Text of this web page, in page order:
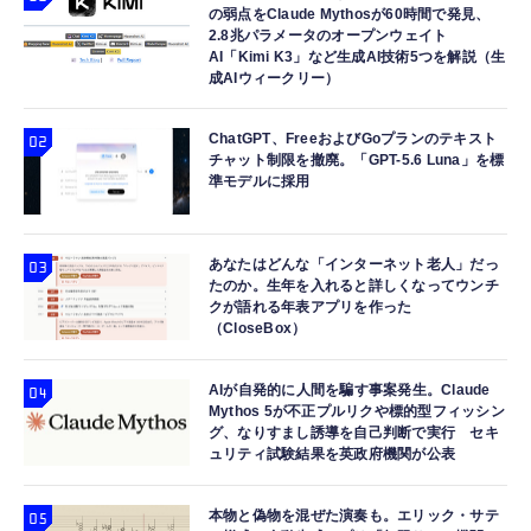
￥9,980
Amazon Echo Dot (エコードット) 第5世代 -
￥7,480
Switch コントローラー ワイヤレス ホール効
果スティック RGBライト 背面ボタン付き ス
イッチ コントローラー TURBO連射 4段階振
リー Switch/Switch2/PC/Android/IOSに対応
プロコン
￥2,399
￥6,891
HiPlay 無限新星 IN ERA+ 青鳶 アズール・フ
￥12,400
の弱点をClaude Mythosが60時間で発見、
2.8兆パラメータのオープンウェイト
AI「Kimi K3」など生成AI技術5つを解説（生
成AIウィークリー）
ChatGPT、FreeおよびGoプランのテキスト
チャット制限を撤廃。「GPT-5.6 Luna」を標
準モデルに採用
あなたはどんな「インターネット老人」だっ
たのか。生年を入れると詳しくなってウンチ
クが語れる年表アプリを作った
（CloseBox）
AIが自発的に人間を騙す事案発生。Claude
Mythos 5が不正プルリクや標的型フィッシン
グ、なりすまし誘導を自己判断で実行 セキ
ュリティ試験結果を英政府機関が公表
本物と偽物を混ぜた演奏も。エリック・サテ